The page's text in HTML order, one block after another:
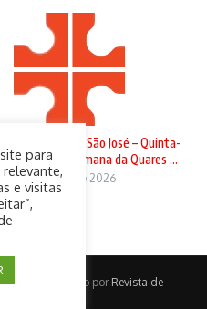
Solenidade de São José – Quinta-
feira da 4ª Semana da Quares ...
19 de março de 2026
| Desenvolvido por Revista de
para
e visitas